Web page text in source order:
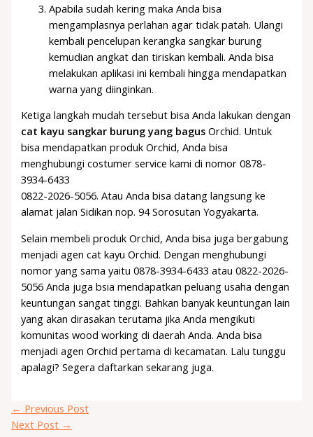
Apabila sudah kering maka Anda bisa
mengamplasnya perlahan agar tidak patah. Ulangi
kembali pencelupan kerangka sangkar burung
kemudian angkat dan tiriskan kembali. Anda bisa
melakukan aplikasi ini kembali hingga mendapatkan
warna yang diinginkan.
Ketiga langkah mudah tersebut bisa Anda lakukan dengan
cat kayu sangkar burung yang bagus Orchid. Untuk
bisa mendapatkan produk Orchid, Anda bisa
menghubungi costumer service kami di nomor 0878-
3934-6433
0822-2026-5056. Atau Anda bisa datang langsung ke
alamat jalan Sidikan nop. 94 Sorosutan Yogyakarta.
Selain membeli produk Orchid, Anda bisa juga bergabung
menjadi agen cat kayu Orchid. Dengan menghubungi
nomor yang sama yaitu 0878-3934-6433 atau 0822-2026-
5056 Anda juga bsia mendapatkan peluang usaha dengan
keuntungan sangat tinggi. Bahkan banyak keuntungan lain
yang akan dirasakan terutama jika Anda mengikuti
komunitas wood working di daerah Anda. Anda bisa
menjadi agen Orchid pertama di kecamatan. Lalu tunggu
apalagi? Segera daftarkan sekarang juga.
← Previous Post
Next Post →